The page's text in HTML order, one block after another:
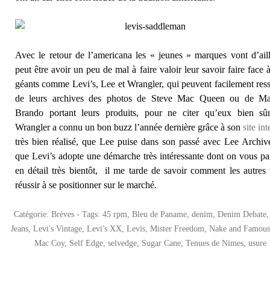
Avec le retour de l’americana les « jeunes » marques vont
peut être avoir un peu de mal à faire valoir leur savoir faire face
géants comme Levi’s, Lee et Wrangler, qui peuvent facilement
de leurs archives des photos de Steve Mac Queen ou de
Brando portant leurs produits, pour ne citer qu’eux bien
Wrangler a connu un bon buzz l’année dernière grâce à son site
très bien réalisé, que Lee puise dans son passé avec Lee
que Levi’s adopte une démarche très intéressante dont on vous
en détail très bientôt, il me tarde de savoir comment les autres
réussir à se positionner sur le marché.
Catégorie: Brèves - Tags: 45 rpm, Bleu de Paname, denim, Denim Debate
Jeans,Levi's Vintage,Levi's XX,Levis,Mister Freedom,Nake and Famous
Mac Coy, Self Edge,selvedge, Sugar Cane,Tenues de Nimes,usure